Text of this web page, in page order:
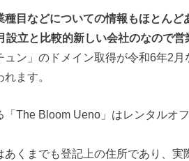
種目などについての情報もほとんど
設立と比較的新しい会社のなので営
ュン」のドメイン取得が令和6年2
ます。
「The Bloom Ueno」はレンタルオ
あくまでも登記上の住所であり、